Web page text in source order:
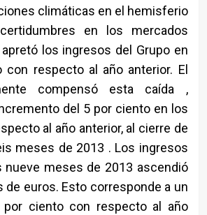
climáticas en el hemisferio
en los mercados
los ingresos del Grupo en
respecto al año anterior. El
compensó esta caída ,
del 5 por ciento en los
al año anterior, al cierre de
meses de 2013 . Los ingresos
nueve meses de 2013 ascendió
de euros. Esto corresponde a un
ciento con respecto al año